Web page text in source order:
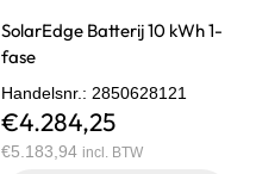
SolarEdge Batterij 10 kWh 1-
fase
Handelsnr. : 2850628121
€4.284,25
€5.183,94 incl. BTW